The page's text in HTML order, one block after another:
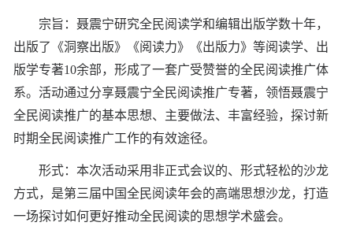
宗旨：聂震宁研究全民阅读学和编辑出版学数十年，
出版了《洞察出版》《阅读力》《出版力》等阅读学、出
版学专著10余部，形成了一套广受赞誉的全民阅读推广体
系。活动通过分享聂震宁全民阅读推广专著，领悟聂震宁
全民阅读推广的基本思想、主要做法、丰富经验，探讨新
时期全民阅读推广工作的有效途径。
形式：本次活动采用非正式会议的、形式轻松的沙龙
方式，是第三届中国全民阅读年会的高端思想沙龙，打造
一场探讨如何更好推动全民阅读的思想学术盛会。